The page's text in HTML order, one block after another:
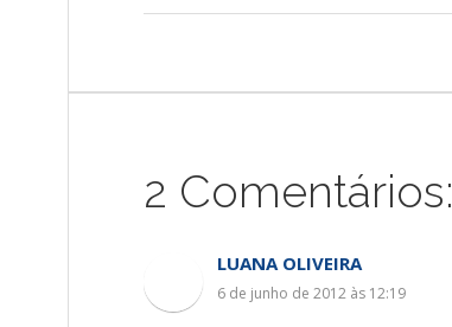
2 Comentários:
LUANA OLIVEIRA
6 de junho de 2012 às 12:19